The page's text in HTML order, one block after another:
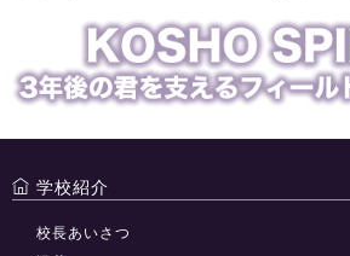
学校紹介
校長あいさつ